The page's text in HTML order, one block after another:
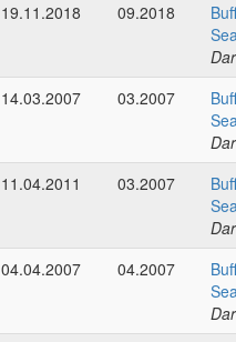
19.11.2018
09.2018
14.03.2007
03.2007
11.04.2011
03.2007
04.04.2007
04.2007